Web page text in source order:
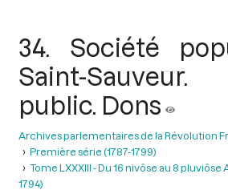
34. Société
Saint-
public. Dons
Archives parlementaires de la Révolution
Première série (1787-1799)
Tome LXXXIII - Du 16 nivôse au 8 pluviôse
1794)